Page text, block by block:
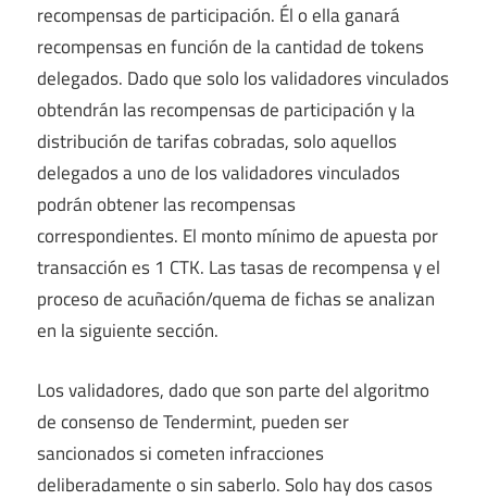
recompensas de participación. Él o ella ganará
recompensas en función de la cantidad de tokens
delegados. Dado que solo los validadores vinculados
obtendrán las recompensas de participación y la
distribución de tarifas cobradas, solo aquellos
delegados a uno de los validadores vinculados
podrán obtener las recompensas
correspondientes. El monto mínimo de apuesta por
transacción es 1 CTK. Las tasas de recompensa y el
proceso de acuñación/quema de fichas se analizan
en la siguiente sección.
Los validadores, dado que son parte del algoritmo
de consenso de Tendermint, pueden ser
sancionados si cometen infracciones
deliberadamente o sin saberlo. Solo hay dos casos